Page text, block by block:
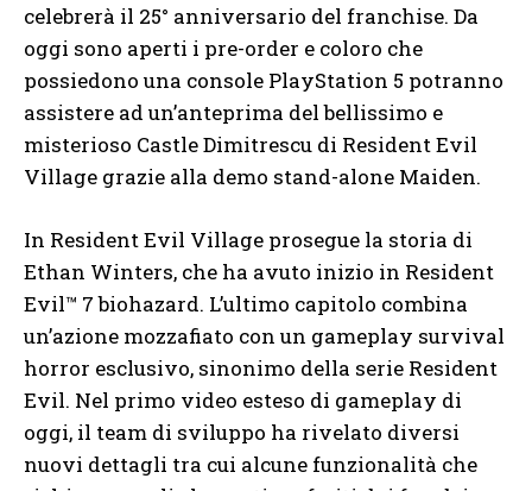
celebrerà il 25° anniversario del franchise. Da
oggi sono aperti i pre-order e coloro che
possiedono una console PlayStation 5 potranno
assistere ad un’anteprima del bellissimo e
misterioso Castle Dimitrescu di Resident Evil
Village grazie alla demo stand-alone Maiden.
In Resident Evil Village prosegue la storia di
Ethan Winters, che ha avuto inizio in Resident
Evil™ 7 biohazard. L’ultimo capitolo combina
un’azione mozzafiato con un gameplay survival
horror esclusivo, sinonimo della serie Resident
Evil. Nel primo video esteso di gameplay di
oggi, il team di sviluppo ha rivelato diversi
nuovi dettagli tra cui alcune funzionalità che